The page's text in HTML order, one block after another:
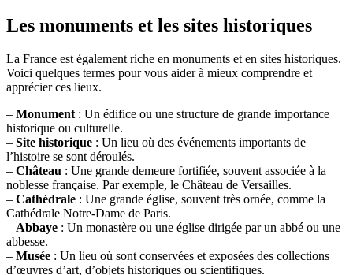
Les monuments et les sites historiques
La France est également riche en monuments et en sites historiques.
Voici quelques termes pour vous aider à mieux comprendre et
apprécier ces lieux.
– Monument : Un édifice ou une structure de grande importance
historique ou culturelle.
– Site historique : Un lieu où des événements importants de
l’histoire se sont déroulés.
– Château : Une grande demeure fortifiée, souvent associée à la
noblesse française. Par exemple, le Château de Versailles.
– Cathédrale : Une grande église, souvent très ornée, comme la
Cathédrale Notre-Dame de Paris.
– Abbaye : Un monastère ou une église dirigée par un abbé ou une
abbesse.
– Musée : Un lieu où sont conservées et exposées des collections
d’œuvres d’art, d’objets historiques ou scientifiques.